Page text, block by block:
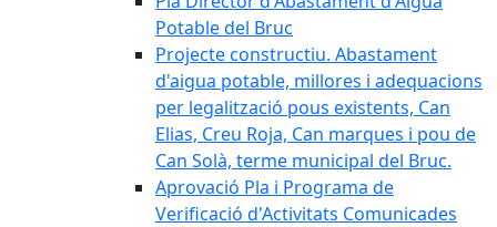
Potable del Bruc
Projecte constructiu. Abastament
d'aigua potable, millores i adequacions
per legalització pous existents, Can
Elias, Creu Roja, Can marques i pou de
Can Solà, terme municipal del Bruc.
Aprovació Pla i Programa de
Verificació d'Activitats Comunicades